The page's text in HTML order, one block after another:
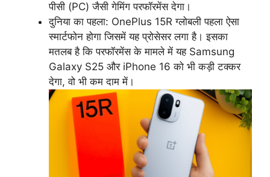
पीसी (PC) जैसी गेमिंग परफॉरमेंस देगा।
दुनिया का पहला: OnePlus 15R ग्लोबली पहला ऐसा
स्मार्टफोन होगा जिसमें यह प्रोसेसर लगा है। इसका
मतलब है कि परफॉरमेंस के मामले में यह Samsung
Galaxy S25 और iPhone 16 को भी कड़ी टक्कर
देगा, वो भी कम दाम में।